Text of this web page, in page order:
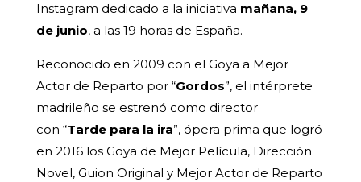
Instagram dedicado a la iniciativa mañana, 9
de junio, a las 19 horas de España.
Reconocido en 2009 con el Goya a Mejor
Actor de Reparto por “Gordos”, el intérprete
madrileño se estrenó como director
con “Tarde para la ira”, ópera prima que logró
en 2016 los Goya de Mejor Película, Dirección
Novel, Guion Original y Mejor Actor de Reparto